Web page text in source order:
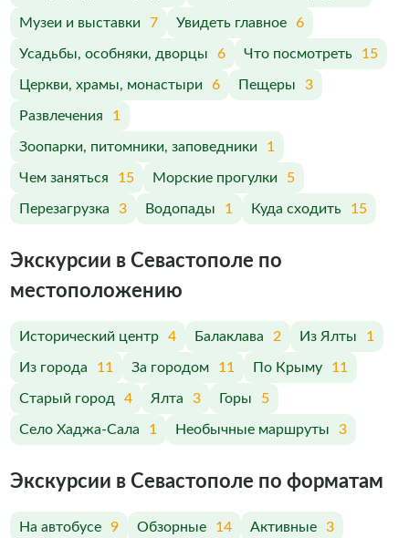
Музеи и выставки 7 Увидеть главное 6
Усадьбы, особняки, дворцы 6 Что посмотреть 15
Церкви, храмы, монастыри 6 Пещеры 3
Развлечения 1
Зоопарки, питомники, заповедники 1
Чем заняться 15 Морские прогулки 5
Перезагрузка 3 Водопады 1 Куда сходить 15
Экскурсии в Севастополе по
меcтоположению
Исторический центр 4 Балаклава 2 Из Ялты 1
Из города 11 За городом 11 По Крыму 11
Старый город 4 Ялта 3 Горы 5
Село Хаджа-Сала 1 Необычные маршруты 3
Экскурсии в Севастополе по форматам
На автобусе 9 Обзорные 14 Активные 3